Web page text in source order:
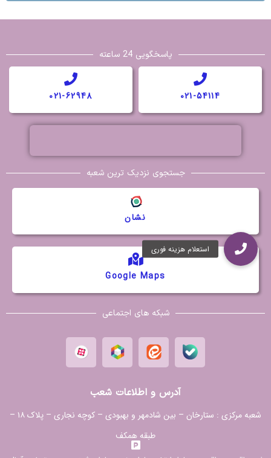
آدرس و اطلاعات شعب
شعبه مرکزی :
ستارخان – بین شادمهر و بهبودی – کوچه نجاری – پلاک ۱۸ –
طبقه همکف
پاسخگویی 24 ساعته
021-54114
021-62948
جستجوی نزدیک ترین شعبه
Google Maps
نشان
شبکه های اجتماعی